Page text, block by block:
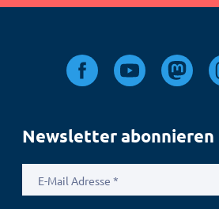
Newsletter abonnieren
Mail